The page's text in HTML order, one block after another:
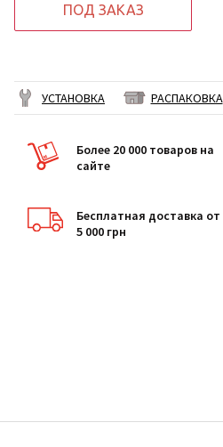
ПОД ЗАКАЗ
УСТАНОВКА РАСПАКОВКА
Более 20 000 товаров на
сайте
Бесплатная доставка от
5 000 грн